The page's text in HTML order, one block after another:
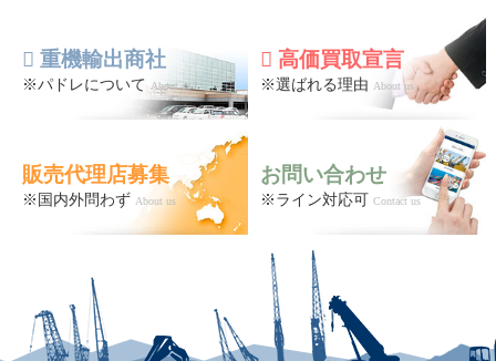
重機輸出商社
※パドレについて About us
高価買取宣言
※選ばれる理由 About us
販売代理店募集
※国内外問わず About us
お問い合わせ
※ライン対応可 Contact us